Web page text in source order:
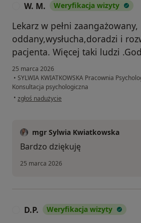
W. M. Weryfikacja wizyty
Lekarz w pełni zaangażowany,
oddany,wysłucha,doradzi i
pacjenta. Więcej taki ludzi
25 marca 2026
• SYLWIA KWIATKOWSKA Pracownia
Konsultacja psychologiczna
• w opinii użytkownika W. M.
zgłoś nadużycie
mgr Sylwia Kwiatkowska
Bardzo dziękuję
25 marca 2026
D.P. Weryfikacja wizyty